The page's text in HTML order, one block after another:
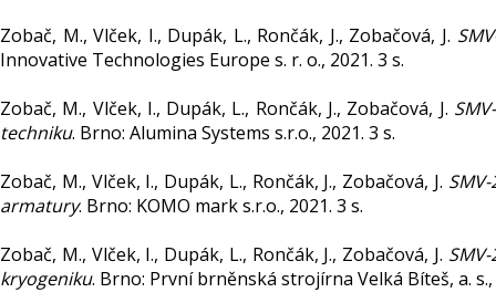
Zobač, M., Vlček, I., Dupák, L., Rončák, J., Zobačová, J.
Innovative Technologies Europe s. r. o., 2021. 3 s.
Zobač, M., Vlček, I., Dupák, L., Rončák, J., Zobačová, J.
techniku. Brno: Alumina Systems s.r.o., 2021. 3 s.
Zobač, M., Vlček, I., Dupák, L., Rončák, J., Zobačová, J.
armatury. Brno: KOMO mark s.r.o., 2021. 3 s.
Zobač, M., Vlček, I., Dupák, L., Rončák, J., Zobačová, J.
kryogeniku. Brno: První brněnská strojírna Velká Bíteš, a. s.,